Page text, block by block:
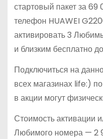
стартовый пакет за
телефон HUAWEI
активировать 3
и близким бесплатно
Подключиться на
всех магазинах life:)
в акции могут
Стоимость активации
Любимого номера — 2